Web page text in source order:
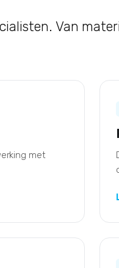
Van
met